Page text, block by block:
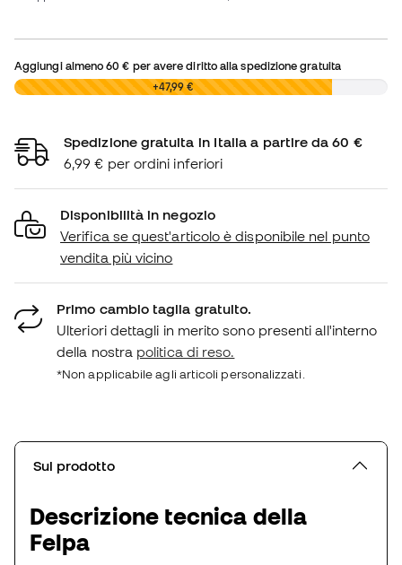
Aggiungi almeno60 € per avere diritto alla spedizione gratuita
0,00 € +47,99 €
Spedizione gratuita in Italia a partire da 60 €
6,99 € per ordini inferiori
Disponibilità in negozio
Verifica se quest'articolo è disponibile nel punto
vendita più vicino
Primo cambio taglia gratuito.
Ulteriori dettagli in merito sono presenti all'interno
della nostra politica di reso.
*Non applicabile agli articoli personalizzati.
Sul prodotto
Descrizione tecnica della
Felpa